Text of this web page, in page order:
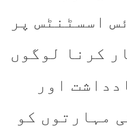
اسسٹنٹس پر
کرنا لوگوں
اور
مہارتوں کو